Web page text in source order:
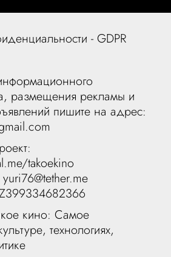
- GDPR
размещения рекламы и
пишите на адрес:
takoekino
кино: Самое
технологиях,